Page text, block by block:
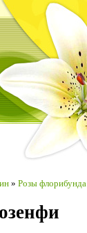
» Розы флорибунда